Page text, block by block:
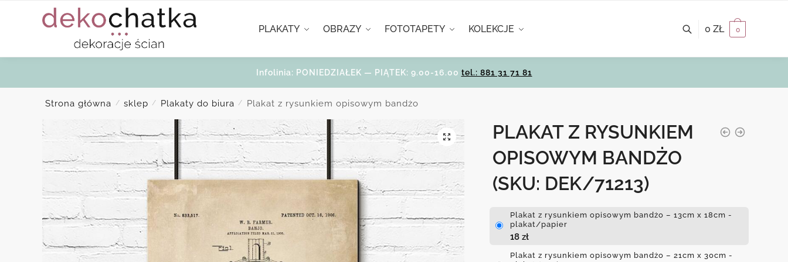
PLAKATY OBRAZY FOTOTAPETY KOLEKCJE 0 ZŁ 0
Infolinia: PONIEDZIAŁEK — PIĄTEK: 9.00-16.00 tel.: 881 31 71 81
Strona główna / sklep / Plakaty do biura / Plakat z rysunkiem opisowym bandżo
PLAKAT Z RYSUNKIEM
OPISOWYM BANDŻO
(SKU: DEK/71213)
Plakat z rysunkiem opisowym bandżo – 13cm x 18cm -
plakat/papier
18 zł
Plakat z rysunkiem opisowym bandżo – 21cm x 30cm -